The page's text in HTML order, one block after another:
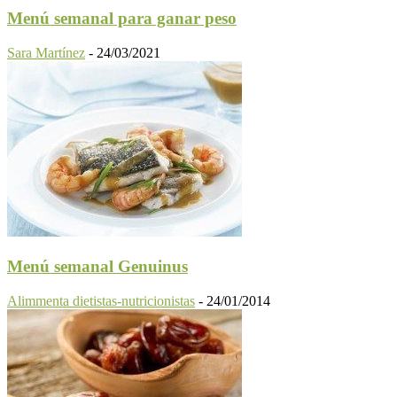
Menú semanal para ganar peso
Sara Martínez - 24/03/2021
Menú semanal Genuinus
Alimmenta dietistas-nutricionistas - 24/01/2014